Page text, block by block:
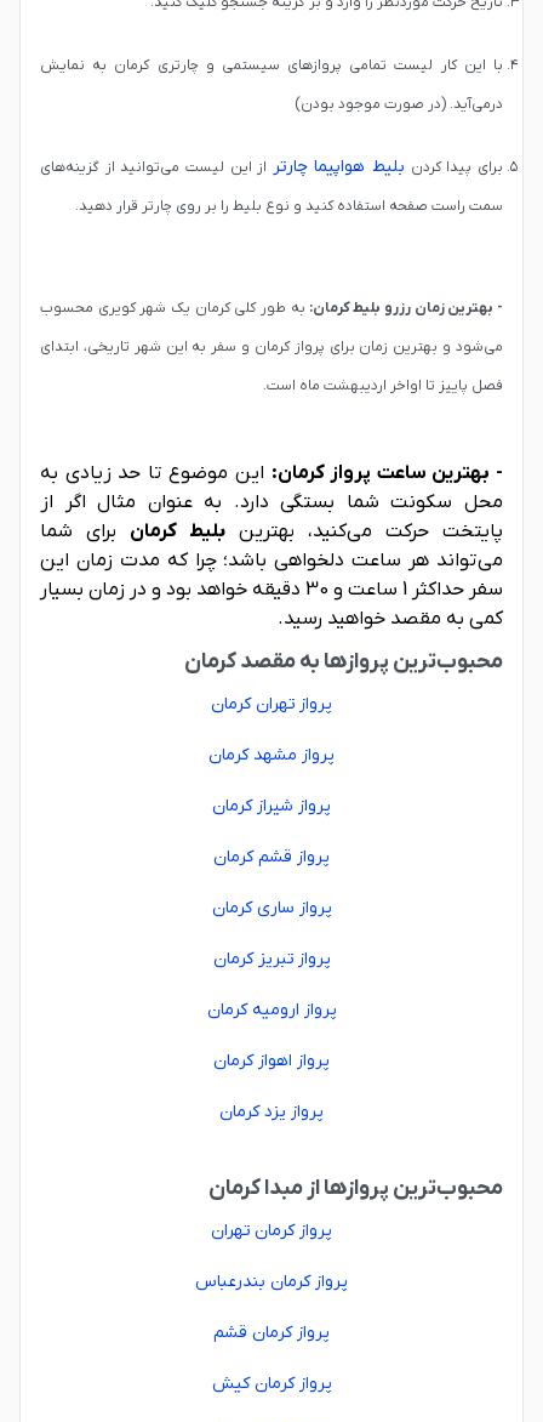
با این کار لیست تمامی پروازهای سیستمی و چارتری کرمان به نمایش
درمی‌آید. (در صورت موجود بودن)
برای پیدا کردن بلیط هواپیما چارتر از این لیست می‌توانید از گزینه‌های
سمت راست صفحه استفاده کنید و نوع بلیط را بر روی چارتر قرار دهید.
- بهترین زمان رزرو بلیط کرمان: به طور کلی کرمان یک شهر کویری محسوب
می‌شود و بهترین زمان برای پرواز کرمان و سفر به این شهر تاریخی، ابتدای
فصل پاییز تا اواخر اردیبهشت ماه است.
- بهترین ساعت پرواز کرمان: این موضوع تا حد زیادی به
محل سکونت شما بستگی دارد. به عنوان مثال اگر از
پایتخت حرکت می‌کنید، بهترین بلیط کرمان برای شما
می‌تواند هر ساعت دلخواهی باشد؛ چرا که مدت زمان این
سفر حداکثر 1 ساعت و 30 دقیقه خواهد بود و در زمان بسیار
کمی به مقصد خواهید رسید.
محبوب‌ترین پروازها به مقصد کرمان
پرواز تهران کرمان
پرواز مشهد کرمان
پرواز شیراز کرمان
پرواز قشم کرمان
پرواز ساری کرمان
پرواز تبریز کرمان
پرواز ارومیه کرمان
پرواز اهواز کرمان
پرواز یزد کرمان
محبوب‌ترین پروازها از مبدا کرمان
پرواز کرمان تهران
پرواز کرمان بندرعباس
پرواز کرمان قشم
پرواز کرمان کیش